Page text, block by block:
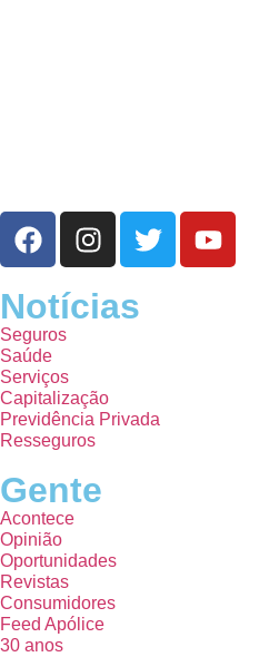
Notícias
Seguros
Saúde
Serviços
Capitalização
Previdência Privada
Resseguros
Gente
Acontece
Opinião
Oportunidades
Revistas
Consumidores
Feed Apólice
30 anos